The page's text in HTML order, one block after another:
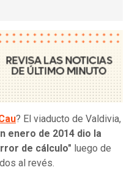
? El viaducto de Valdivia,
enero de 2014 dio la
de cálculo" luego de
al revés.